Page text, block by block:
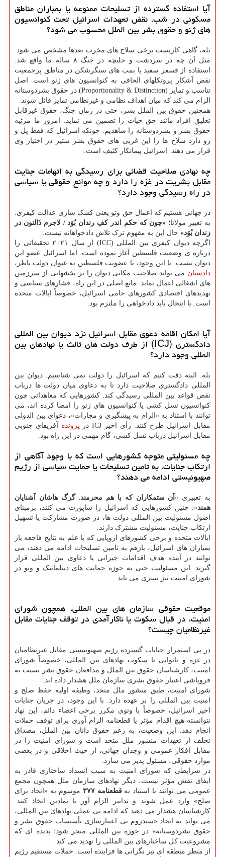
آیا استفاده گسترده از تسلیحات ممنوعه یا بمباران مناطق
مسکونی در شب، نقض تعهدات اسرائیل تحت کنوانسیون
های ژنو و حقوق بشر بین الملل محسوب می شود؟
بله، گاهی کاربست برخی سلاح های مخرب بعدها مشخص می شود.
مثل آن چه در سردشت و حلبچه در جنگ ۸ ساله ما واقع شد.
استفاده از فسفر سفید یا بمب های سنگرشکن در مناطق پرجمعیت
نقض آشکار پروتکلهای الحاقی به کنوانسیون های ژنو است. اصل
تناسب و تمایز (Proportionality & Distinction) در حقوق بشردوستانه
الزام می کند که میان اهداف نظامی و غیرنظامی تمایز قائل شوند.
همچنین حقوق بین الملل بشر، حتی در زمان جنگ، حقوق غیرقابل
تعلیق افراد مانند حق حیات را تضمین می نماید. امروز ما مرثیه
حقوق بشر و بشردوستانه را شاهدیم. چونکه اسرائیل که فقط پل و
رو دارد سلاح ها را این غربی های حقوق بشر ستیز در اختیار وی
قرار می دهند. اسرائیل پیمانکار کثیف است.
چه نهادی صلاحیت قضائی برای رسیدگی به اتهامات جنایت
مقابل بشریت در غزه را دارد و چه موانع حقوقی یا سیاسی
در راه رسیدگی وجود دارد؟
در جهانی هستیم که اعمال حق وتو یعنی کشک سازی عدالت کیفری.
به تعبیر مولانا؛ «چون که حکم اندر کفِ رندان بُوَد / لاجرم ذَالنون در
زندان بُوَد» حال این به مفهوم ترک تلاش دادخواهانه نیست.
اگرچه دیوان کیفری بین المللی (ICC) از سال ۲۰۲۱ تحقیقاتی را
درباره ی وضعیت فلسطین آغاز نموده است. اما اسرائیل عضو این
دیوان نیست. با این وجود، با عضویت فلسطین به عنوان دولت ناظر،
دادستان می تواند صلاحیت مکانی دیوان را بر بخشهایی از سرزمین
های اشغالی اعمال نماید. مانع اصلی در این راه، فشارهای سیاسی و
تهدیدهای اقتصادی کشورهای حامی اسرائیل، خصوصاً ایالات متحده
است. با اینحال باید دادخواهی را ملتزم بود.
آیا امکان اقامه دعوی مقابل اسرائیل نزد دیوان بین المللی
دادگستری (ICJ) از طرف دولت های ثالث یا نهادهای بین
المللی وجود دارد؟
بله. البته دقت کنیم که اسرائیل را دولت نمی شناسیم. دیوان بین
المللی دادگستری صلاحیت دارد تا به دعاوی میان دولت ها درباب
نقض قواعد بین المللی رسیدگی کند. کشورهایی که معاهداتی چون
کنوانسیون نسل کشی یا کنوانسیون های ژنو را امضا کرده اند، می
توانند با استناد به «الزام به پیشگیری و مجازات»، دعوای بین الدولی
مقابل اسرائیل طرح کنند. رأی اخیر ICJ در
پرونده آفریقای جنوبی
مقابل اسرائیل درباب نسل کشی، گام مهمی در این راه بود.
چه مسئولیتی متوجه کشورهایی است که با وجود آگاهی از
ارتکاب جنایات، به تامین تسلیحات یا حمایت سیاسی از رژیم
صهیونیستی ادامه می دهند؟
به تعبیری «آن ستمکاران که با هم محرمند. گرگ هاشان آشنایان
همند». چنین کشورهایی که اسرائیل را ساپورت می کنند، برمبنای
اصول مسئولیت بین المللی دولت ها، در صورت مشارکت یا تسهیل
ارتکاب جنایت، مسئولیت مشترک دارند.
ایالات متحده و برخی کشورهای اروپایی که با علم به نتایج فاجعه بار
بمباران های اسرائیل، بازهم به تامین تسلیحات ادامه می دهند، می
توانند در آینده هدف اقدامات جبرانی یا دعاوی بین المللی قرار
گیرند. این مسئولیت حتی به حوزه حمایت های دیپلماتیک و وتو در
شورای امنیت نیز تسری می یابد.
موقعیت حقوقی سازمان های بین المللی، همچون شورای
امنیت، در قبال سکوت یا ناکارآمدی در توقف جنایات مقابل
غیرنظامیان چیست؟
در پی استمرار جنایات گسترده رژیم صهیونیستی مقابل غیرنظامیان
در غزه و ناتوانی یا سکوت نهادهای بین المللی، خصوصاً شورای
امنیت، کارشناسان حقوق بین الملل و مدافعان حقوق بشر نسبت به
فروپاشی اعتبار حقوق بشری سازمان ملل هشدار داده اند.
شورای امنیت، طبق منشور ملل متحد، وظیفه اولیه حفظ صلح و
امنیت بین المللی را بر عهده دارد. با این وجود، در جریان جنایات
اخیر اسرائیل، خصوصاً با وتوی مکرر برخی اعضاء دائم، این نهاد
نتوانسته هیچ اقدام مؤثر یا قطعنامه الزام آوری برای توقف حملات
انجام دهد. این وضعیت، به زعم حقوق دانان بین الملل، مصداق
تخلف از تعهدات منشور ملل متحد است و شورای امنیت را در
مقابل افکار عمومی و وجدان جهانی، از حیث اخلاقی و در بعضی
موارد حقوقی، مسئول پذیر می سازد.
در شرایطی که شورای امنیت به سبب انسداد ساختاری قادر به
ایفای نقش مؤثر نیست، دیگر نهادهای سازمان ملل همچون مجمع
عمومی می توانند با استناد به قطعنامه ۳۷۷
موسوم به «اتحاد برای
صلح» وارد عمل شوند و تدابیر الزام آور یا نمادین اتخاذ کنند.
کارشناسان هشدار می دهند که ادامه بی عملی نهادهای بین المللی،
می تواند به ایجاد «سندروم بی اعتبارسازی تأسیسات حقوق بشر و
حقوق بشردوستانه» در حوزه بین المللی منجر شود؛ پدیده ای که
مشروعیت کل ساختارهای بین المللی را تهدید می کند.
از منظر منطقه ای نیز نگرانی ها فزاینده است. حملات مستقیم رژیم